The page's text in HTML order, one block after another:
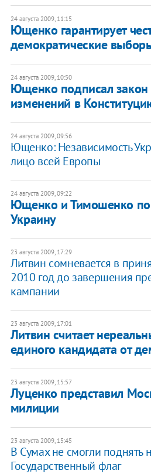
24 августа 2009, 11:15
Ющенко гарантирует
демократические
24 августа 2009, 10:50
Ющенко подписал
изменений в
24 августа 2009, 09:56
Ющенко: Независимость
лицо всей Европы
24 августа 2009, 09:22
Ющенко и Тимошенко
Украину
23 августа 2009, 17:29
Литвин сомневается в
2010 год до завершения
кампании
23 августа 2009, 17:01
Литвин считает
единого кандидата от
23 августа 2009, 15:57
Луценко представил
милиции
23 августа 2009, 15:45
В Сумах не смогли поднять
Государственный флаг